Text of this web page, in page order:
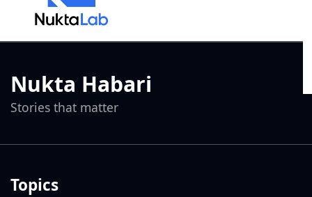
Nukta Habari
Stories that matter
Topics